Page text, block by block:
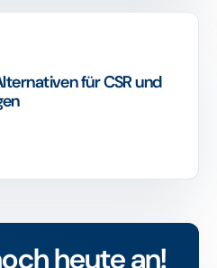
für CSR und
heute an!